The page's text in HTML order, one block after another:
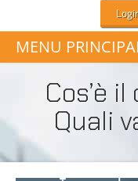
MENU
Cos’è
Quali